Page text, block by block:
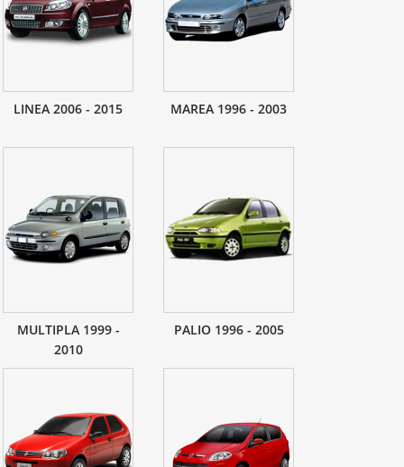
LINEA 2006 - 2015 MAREA 1996 - 2003
MULTIPLA 1999 -
2010
PALIO 1996 - 2005